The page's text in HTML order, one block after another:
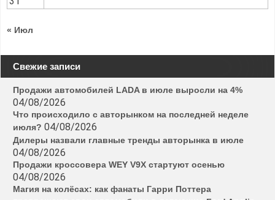
« Июл
Свежие записи
Продажи автомобилей LADA в июле выросли на 4%
04/08/2026
Что происходило с авторынком на последней неделе
июля? 04/08/2026
Дилеры назвали главные тренды авторынка в июле
04/08/2026
Продажи кроссовера WEY V9X стартуют осенью
04/08/2026
Магия на колёсах: как фанаты Гарри Поттера